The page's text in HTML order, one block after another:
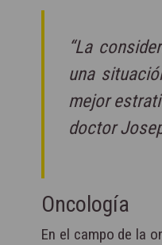
“La
una
mejor
doctor
Oncología
En el campo de la